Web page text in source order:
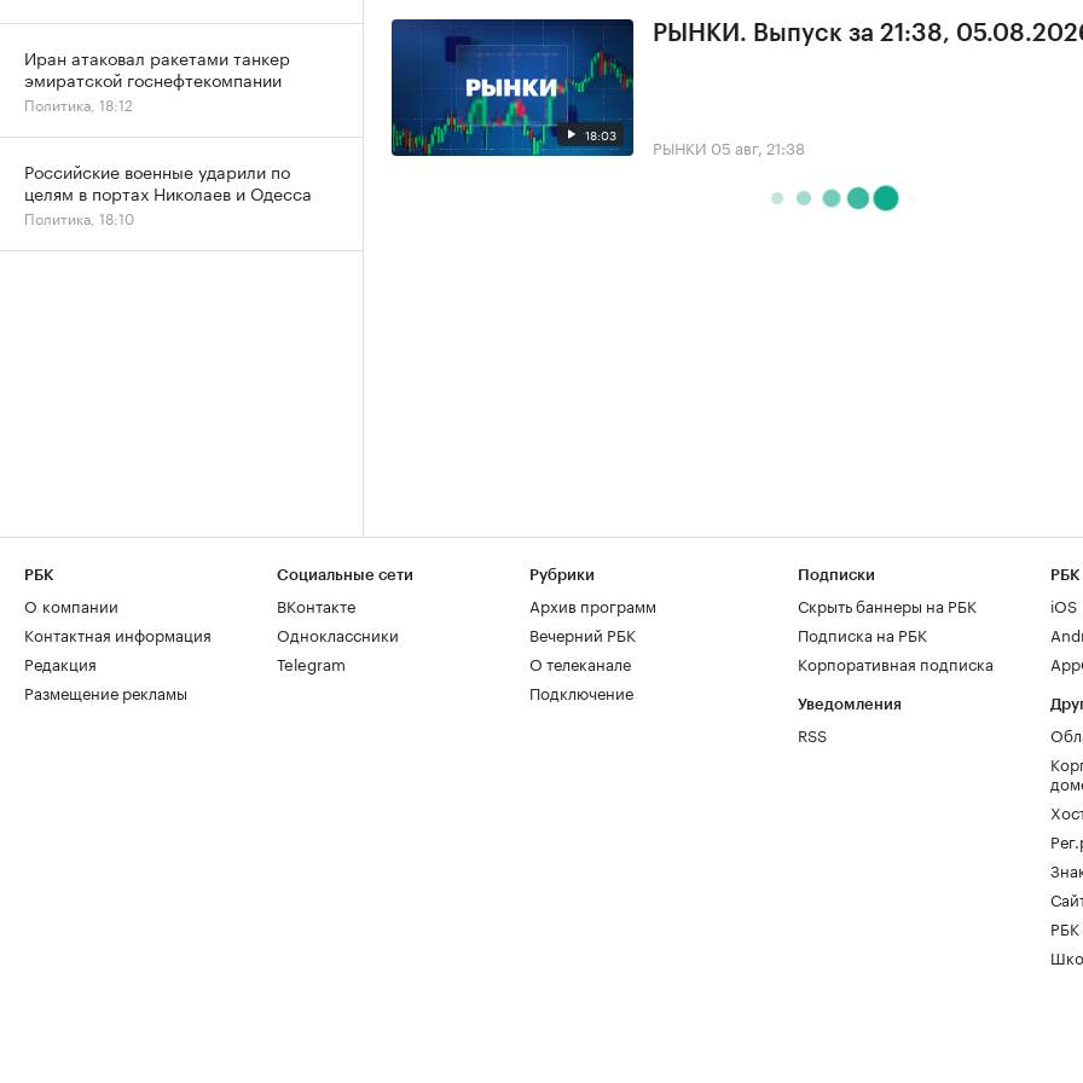
18:03
РЫНКИ. Выпуск за 21:38,
РЫНКИ 05 авг, 21:38
Иран атаковал ракетами танкер
эмиратской госнефтекомпании
Политика, 18:12
Российские военные ударили по
целям в портах Николаев и Одесса
Политика, 18:10
РБК
О компании
Контактная информация
Редакция
Размещение рекламы
Социальные сети
ВКонтакте
Одноклассники
Telegram
Рубрики
Архив программ
Вечерний РБК
О телеканале
Подключение
Подписки
Скрыть баннеры на РБК
Подписка на РБК
Корпоративная подписка
Уведомления
RSS
РБК
iOS